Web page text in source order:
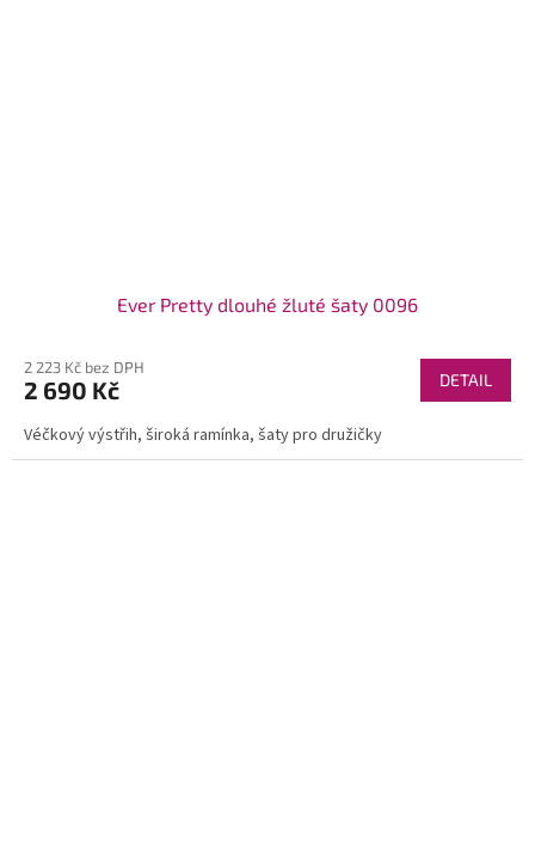
Ever Pretty dlouhé žluté šaty 0096
2 223 Kč bez DPH
2 690 Kč DETAIL
Véčkový výstřih, široká ramínka, šaty pro družičky